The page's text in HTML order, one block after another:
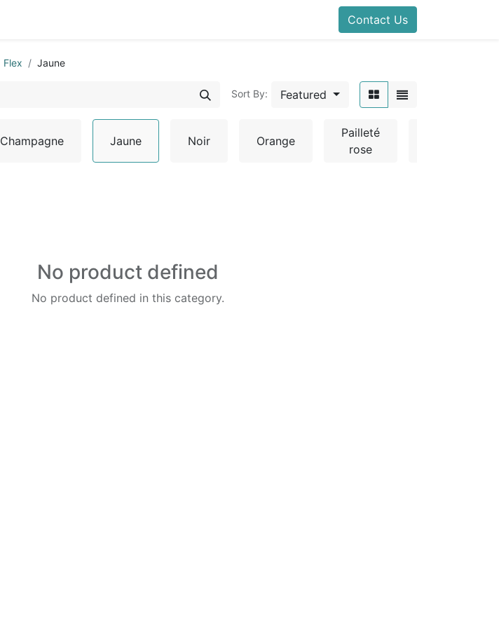
Contact Us
Flex Jaune
Sort By: Featured
Champagne Jaune Noir Orange
Pailleté
rose
No product defined
No product defined in this category.